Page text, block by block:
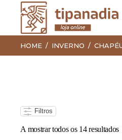
HOME INVERNO
Filtros
A mostrar todos os 14 resultados